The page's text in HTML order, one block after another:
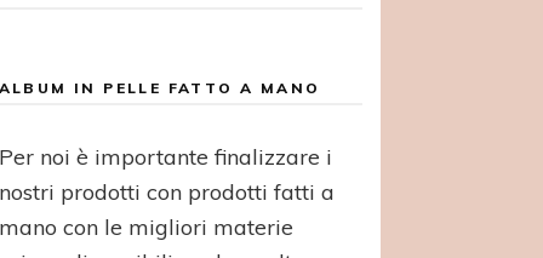
ALBUM IN PELLE FATTO A MANO
Per noi è importante finalizzare i
nostri prodotti con prodotti fatti a
mano con le migliori materie